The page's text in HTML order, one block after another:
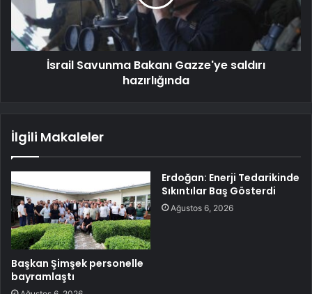
İsrail Savunma Bakanı Gazze'ye saldırı
hazırlığında
İlgili Makaleler
Başkan Şimşek personelle
bayramlaştı
Erdoğan: Enerji Tedarikinde
Sıkıntılar Baş Gösterdi
Ağustos 6, 2026